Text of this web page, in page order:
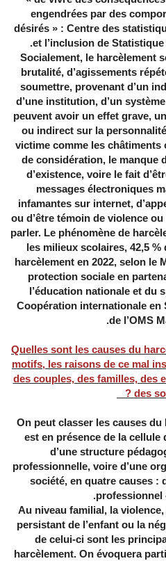
engendrées par des
désirés » : Centre des
et l’inclusion de
.
-Socialement, le harcèlement
brutalité, d’agissements
soumettre, provenant d’un
d’une institution, d’un
peuvent avoir un effet grave,
ou indirect sur la
victime comme les châtiments
de considération, le manque
d’existence, voire le fait
messages électroniques
infamantes sur internet,
ou d’être témoin de violence
parler. Le phénomène de
les milieux scolaires, 42,5 %
harcèlement en 2022, selon le
protection sociale en
l’éducation nationale et du
Coopération internationale en
de l’OMS
.
4)- Quelles sont les causes du
motifs, les raisons de ce mal
des couples, des familles, des
des
On peut classer les causes du
est en présence de la cellule
d’une structure
professionnelle, voire d’une
société, en quatre causes :
professionnel
-Au niveau familial, la
persistant de l’enfant ou la
de celui-ci sont les
harcèlement. On évoquera